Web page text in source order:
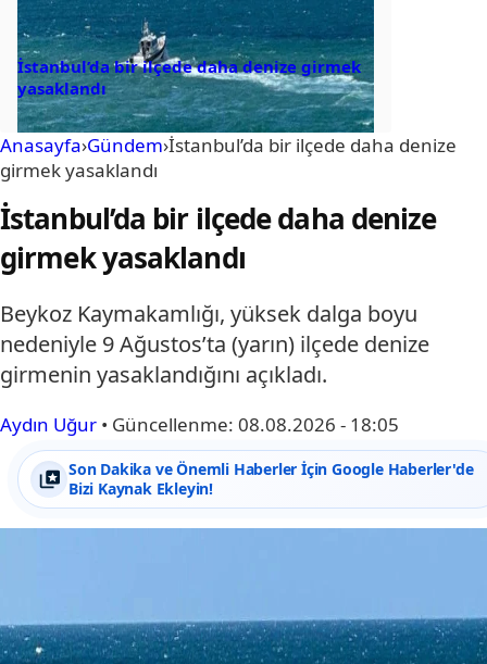
İstanbul’da bir ilçede daha denize girmek
yasaklandı
Anasayfa›Gündem›İstanbul’da bir ilçede daha denize
girmek yasaklandı
İstanbul’da bir ilçede daha denize
girmek yasaklandı
Beykoz Kaymakamlığı, yüksek dalga boyu
nedeniyle 9 Ağustos’ta (yarın) ilçede denize
girmenin yasaklandığını açıkladı.
Aydın Uğur • Güncellenme: 08.08.2026 - 18:05
Son Dakika ve Önemli Haberler İçin Google Haberler'de
Bizi Kaynak Ekleyin!